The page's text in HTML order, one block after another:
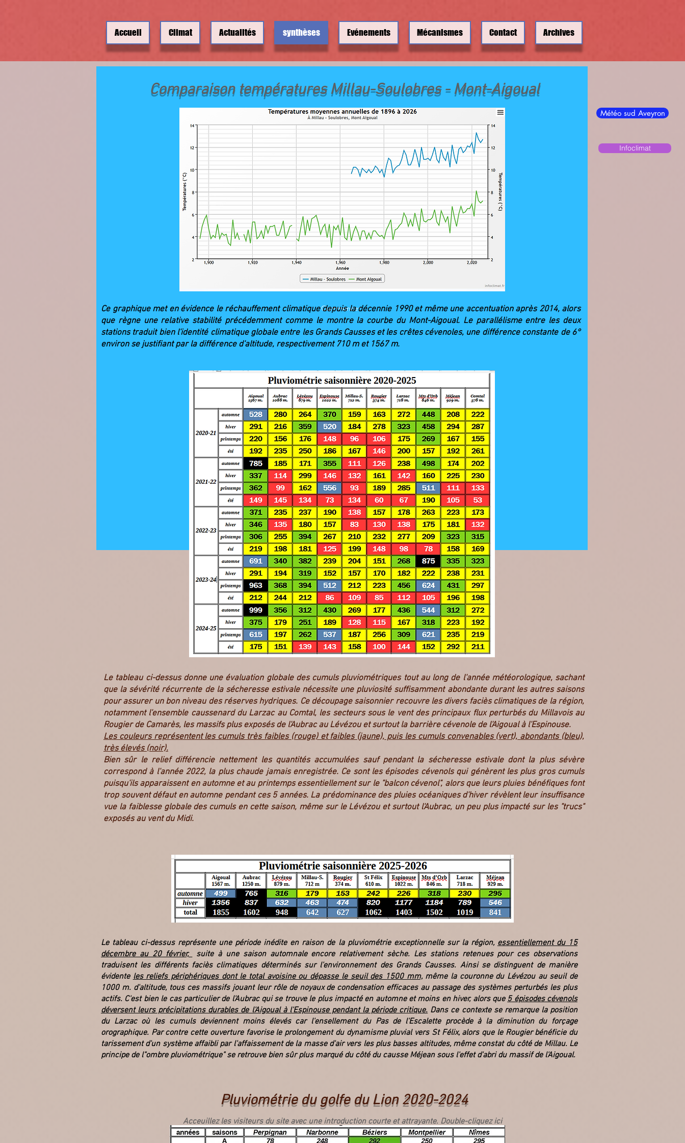
Accueil Climat Actualités synthèses Evénements Mécanismes Contact Archives
Commencer
Comparaison températures Millau-Soulobres - Mont-Aigoual
Ce graphique met en évidence le réchauffement climatique depuis la décennie 1990 et même une accentuation après 2014, alors
que règne une relative stabilité précédemment comme le montre la courbe du Mont-Aigoual. Le parallélisme entre les deux
stations traduit bien l'identité climatique globale entre les Grands Causses et les crêtes cévenoles, une différence constante de 6°
environ se justifiant par la différence d'altitude, respectivement 710 m et 1567 m.
Le tableau ci-dessus donne une évaluation globale des cumuls pluviométriques tout au long de l'année météorologique, sachant
que la sévérité récurrente de la sécheresse estivale nécessite une pluviosité suffisamment abondante durant les autres saisons
pour assurer un bon niveau des réserves hydriques. Ce découpage saisonnier recouvre les divers faciès climatiques de la région,
notamment l'ensemble caussenard du Larzac au Comtal, les secteurs sous le vent des principaux flux perturbés du Millavois au
Rougier de Camarès, les massifs plus exposés de l'Aubrac au Lévézou et surtout la barrière cévenole de l'Aigoual à l'Espinouse.
Les couleurs représentent les cumuls très faibles (rouge) et faibles (jaune), puis les cumuls convenables (vert), abondants (bleu),
très élevés (noir).
Bien sûr le relief différencie nettement les quantités accumulées sauf pendant la sécheresse estivale dont la plus sévère
correspond à l'année 2022, la plus chaude jamais enregistrée. Ce sont les épisodes cévenols qui génèrent les plus gros cumuls
puisqu'ils apparaissent en automne et au printemps essentiellement sur le "balcon cévenol", alors que leurs pluies bénéfiques font
trop souvent défaut en automne pendant ces 5 années. La prédominance des pluies océaniques d'hiver révèlent leur insuffisance
vue la faiblesse globale des cumuls en cette saison, même sur le Lévézou et surtout l'Aubrac, un peu plus impacté sur les "trucs"
exposés au vent du Midi.
Le tableau ci-dessus représente une période inédite en raison de la pluviométrie exceptionnelle sur la région, essentiellement du 15
décembre au 20 février,suite à une saison automnale encore relativement sèche. Les stations retenues pour ces observations
traduisent les différents faciès climatiques déterminés sur l'environnement des Grands Causses. Ainsi se distinguent de manière
évidenteles reliefs périphériques dont le total avoisine ou dépasse le seuil des 1500 mm,même la couronne du Lévézou au seuil de
1000 m. d'altitude, tous ces massifs jouant leur rôle de noyaux de condensation efficaces au passage des systèmes perturbés les plus
actifs. C'est bien le cas particulier de l'Aubrac qui se trouve le plus impacté en automne et moins en hiver, alors que5 épisodes cévenols
déversent leurs précipitations durables de l'Aigoual à l'Espinouse pendant la période critique.Dans ce contexte se remarque la position
du Larzac où les cumuls deviennent moins élevés car l'ensellement du Pas de l'Escalette procède à la diminution du forçage
orographique. Par contre cette ouverture favorise le prolongement du dynamisme pluvial vers St Félix, alors que le Rougier bénéficie du
tarissement d'un système affaibli par l'affaissement de la masse d'air vers les plus basses altitudes, même constat du côté de Millau. Le
principe de l"ombre pluviométrique" se retrouve bien sûr plus marqué du côté du causse Méjean sous l'effet d'abri du massif de l'Aigoual.
Pluviométrie du golfe du Lion 2020-2024
Acceuillez les visiteurs du site avec une introduction courte et attrayante. Double-cliquez ici
pour ajouter votre texte.
Infoclimat
Météo sud Aveyron